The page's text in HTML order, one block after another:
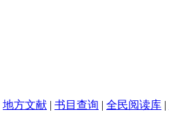
地方文献 | 书目查询 | 全民阅读库 |